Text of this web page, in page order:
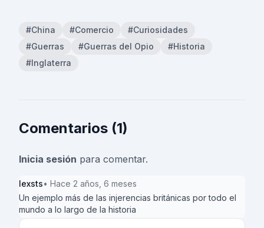
#China #Comercio
#Curiosidades
#Guerras
#Guerras del Opio
#Historia
#Inglaterra
Comentarios (1)
Inicia sesión para comentar.
lexsts• Hace 2 años, 6 meses
Un ejemplo más de las injerencias británicas por todo el
mundo a lo largo de la historia